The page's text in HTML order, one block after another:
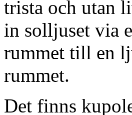
trista och utan
in solljuset via
rummet till en
rummet.
Det finns